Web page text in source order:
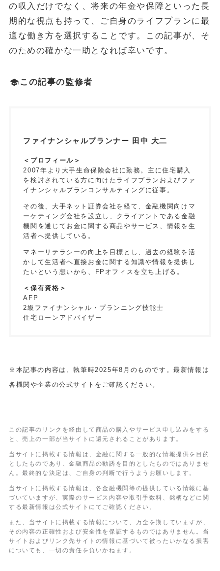
の収入だけでなく、将来の年金や保障といった長
期的な視点も持って、ご自身のライフプランに最
適な働き方を選択することです。この記事が、そ
のための確かな一助となれば幸いです。
この記事の監修者
ファイナンシャルプランナー 田中 大二
＜プロフィール＞
2007年より大手生命保険会社に勤務。主に住宅購入
を検討されている方に向けたライフプランおよびファ
イナンシャルプランコンサルティングに従事。
その後、大手ネット証券会社を経て、金融機関向けマ
ーケティング会社を設立し、クライアントである金融
機関を通じてお金に関する商品やサービス、情報を生
活者へ提供している。
マネーリテラシーの向上を目標とし、過去の経験を活
かして生活者へ直接お金に関する知識や情報を提供し
たいという想いから、FPオフィスを立ち上げる。
＜保有資格＞
AFP
2級ファイナンシャル・プランニング技能士
住宅ローンアドバイザー
※本記事の内容は、執筆時2025年8月のものです。最新情報は
各機関や企業の公式サイトをご確認ください。
この記事のリンクを経由して商品の購入やサービス申し込みをする
と、売上の一部が当サイトに還元されることがあります。
当サイトに掲載する情報は、金融に関する一般的な情報提供を目的
としたものであり、金融商品の勧誘を目的としたものではありませ
ん。最終的な決定は、ご自身の判断で行うようお願いします。
当サイトに掲載する情報は、各金融機関等の提供している情報に基
づいていますが、実際のサービス内容や取引手数料、銘柄などに関
する最新情報は公式サイトにてご確認ください。
また、当サイトに掲載する情報について、万全を期していますが、
その内容の正確性および安全性を保証するものではありません。当
サイトおよびリンク先サイトの情報に基づいて被ったいかなる損害
についても、一切の責任を負いかねます。